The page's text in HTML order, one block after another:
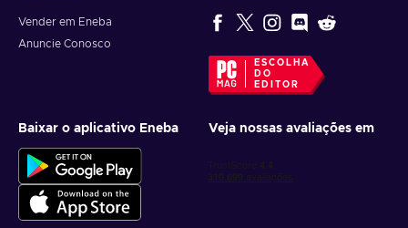
Vender em Eneba
Anuncie Conosco
ESCOLHA
DO
EDITOR
Baixar o aplicativo Eneba Veja nossas avaliações em